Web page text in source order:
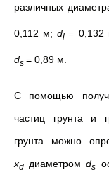
различных
0,112 м;dl= 0,132
ds = 0,89 м.
С помощью
частиц грунта и
грунта можно
xd диаметромds